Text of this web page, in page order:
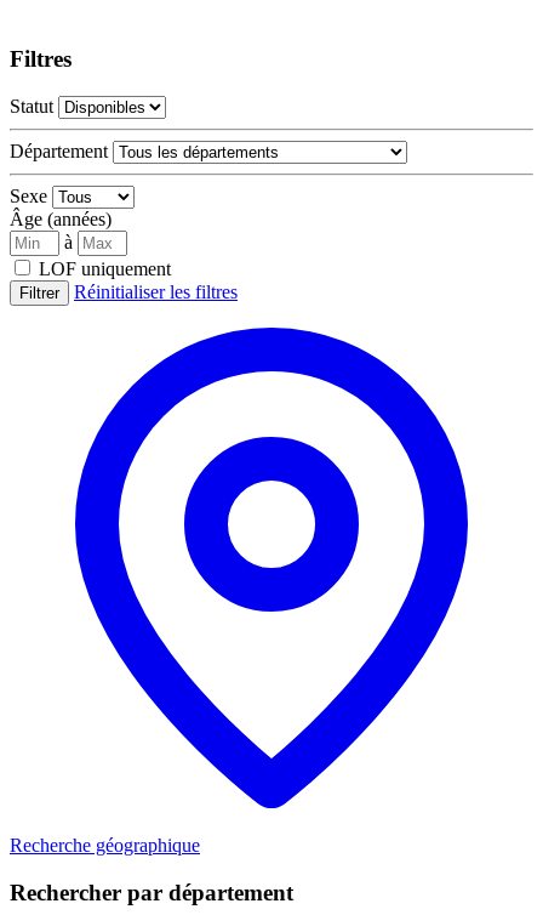
Filtres
Statut
Département
Sexe
Âge (années)
à
LOF uniquement
Filtrer Réinitialiser les filtres
Recherche géographique
Rechercher par département